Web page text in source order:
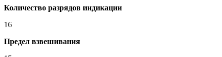
Количество разрядов индикации
16
Предел взвешивания